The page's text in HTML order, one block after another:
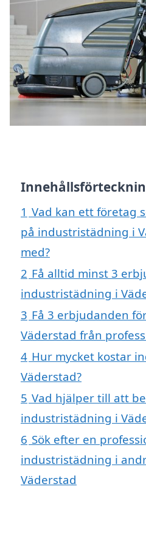
1 Vad kan ett företag
på industristädning i
med?
2 Få alltid minst 3
industristädning i
3 Få 3 erbjudanden
Väderstad från
4 Hur mycket kostar
Väderstad?
5 Vad hjälper till att
industristädning i
6 Sök efter en
industristädning i
Väderstad